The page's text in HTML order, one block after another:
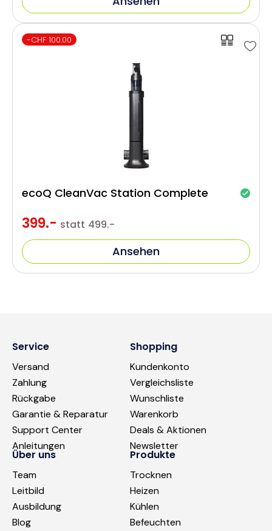
-CHF 100.00
399.- statt 499.-
ecoQ CleanVac Station Complete
Ansehen
Service
Versand
Zahlung
Rückgabe
Garantie & Reparatur
Support Center
Anleitungen
Shopping
Kundenkonto
Vergleichsliste
Wunschliste
Warenkorb
Deals & Aktionen
Newsletter
Über uns
Team
Leitbild
Ausbildung
Blog
Produkte
Trocknen
Heizen
Kühlen
Befeuchten